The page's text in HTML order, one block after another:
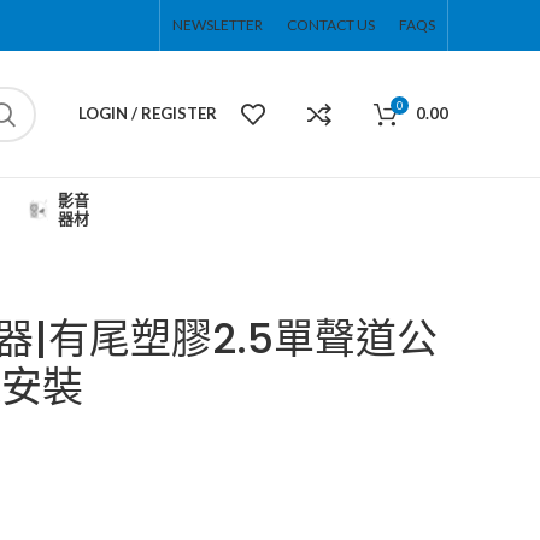
NEWSLETTER CONTACT US FAQS
LOGIN / REGISTER 0 0.00
影音
器材
|有尾塑膠2.5單聲道公
裝